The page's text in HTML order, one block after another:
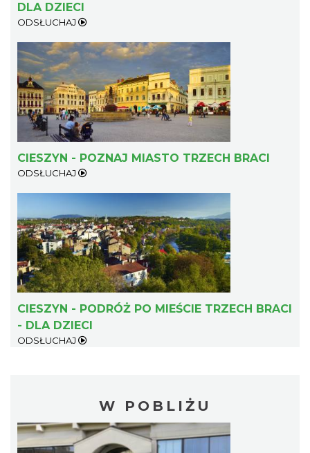
DLA DZIECI
ODSŁUCHAJ
CIESZYN - POZNAJ MIASTO TRZECH BRACI
ODSŁUCHAJ
CIESZYN - PODRÓŻ PO MIEŚCIE TRZECH BRACI
- DLA DZIECI
ODSŁUCHAJ
W POBLIŻU